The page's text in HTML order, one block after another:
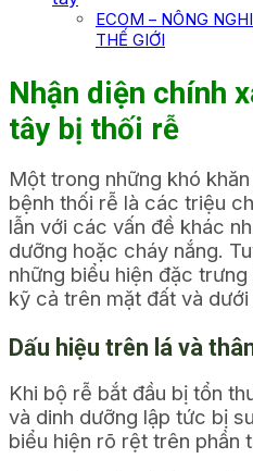
ECOM – NÔNG
THẾ GIỚI
Nhận diện chính
tây bị thối rễ
Một trong những khó
bệnh thối rễ là các triệu
lẫn với các vấn đề khác
dưỡng hoặc cháy nắng.
những biểu hiện đặc
kỹ cả trên mặt đất và dưới
Dấu hiệu trên lá và
Khi bộ rễ bắt đầu bị tổn
và dinh dưỡng lập tức bị
biểu hiện rõ rệt trên phần